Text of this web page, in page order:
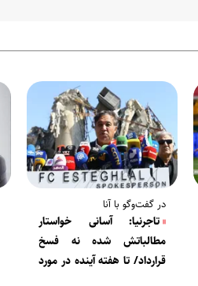
در گفت‌وگو با آنا
تاجرنیا: آسانی خواستار
مطالباتش شده نه فسخ
قرارداد/ تا هفته آینده در مورد